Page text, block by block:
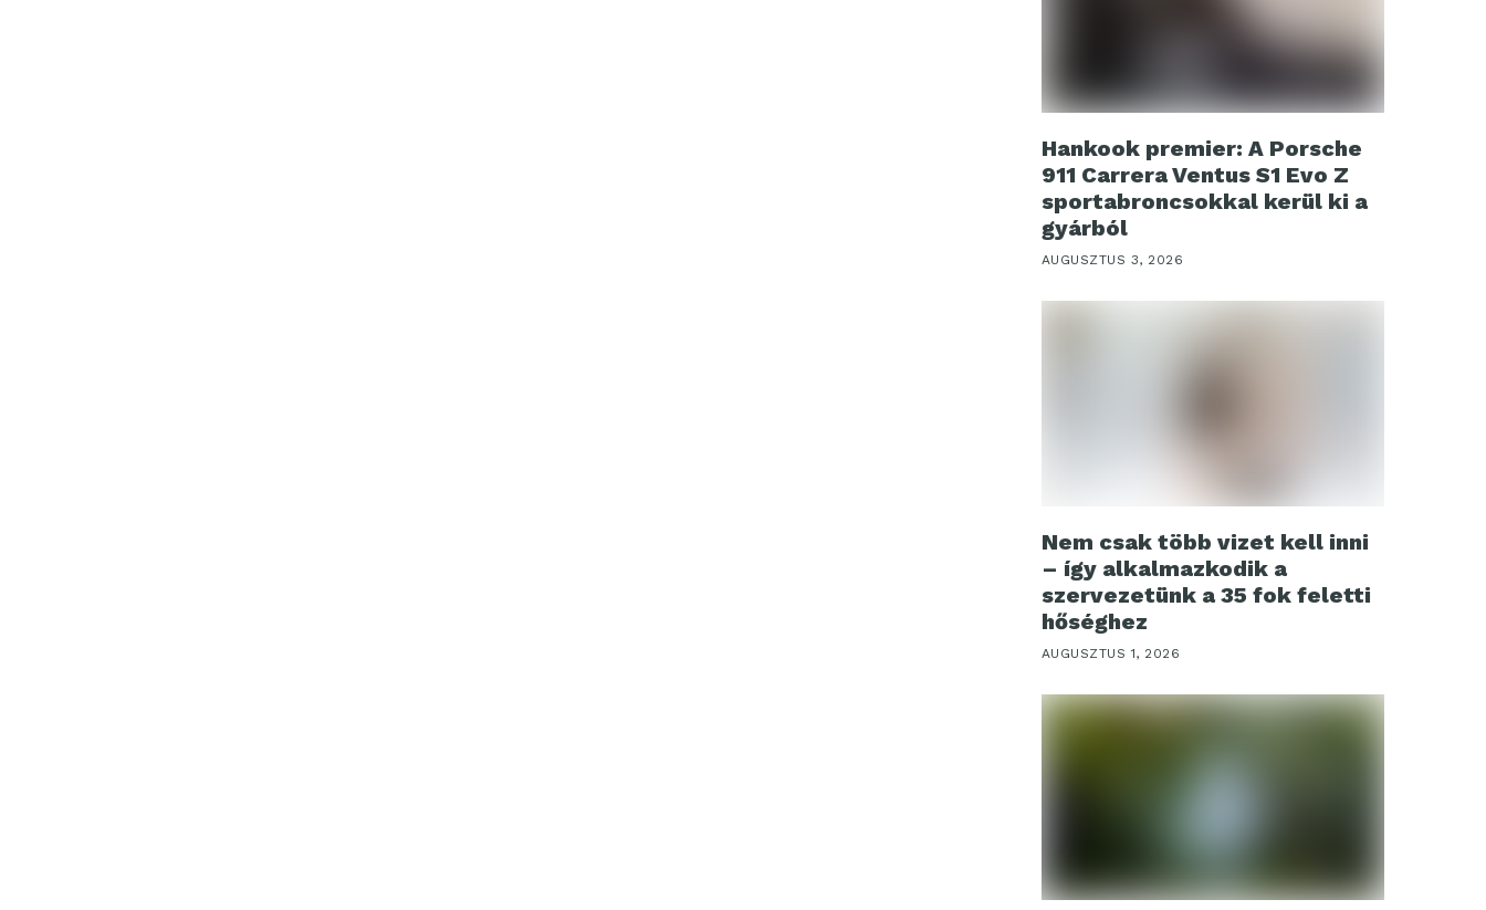
Hankook premier: A Porsche
911 Carrera Ventus S1 Evo Z
sportabroncsokkal kerül ki a
gyárból
AUGUSZTUS 3, 2026
Nem csak több vizet kell inni
– így alkalmazkodik a
szervezetünk a 35 fok feletti
hőséghez
AUGUSZTUS 1, 2026